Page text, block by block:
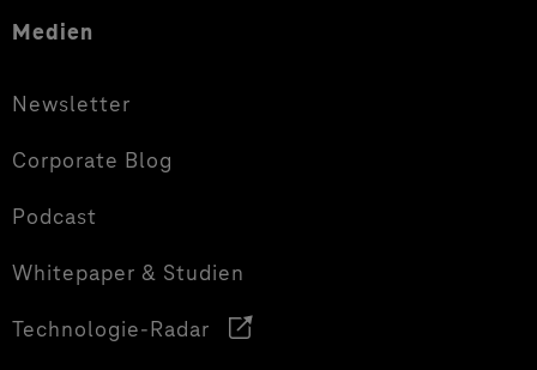
Medien
Newsletter
Corporate Blog
Podcast
Whitepaper & Studien
Technologie-Radar